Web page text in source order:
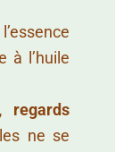
à l’huile
regards
ne se